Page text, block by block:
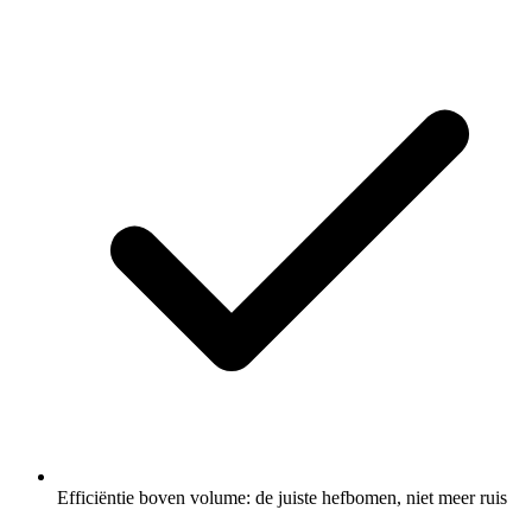
Efficiëntie boven volume: de juiste hefbomen, niet meer ruis